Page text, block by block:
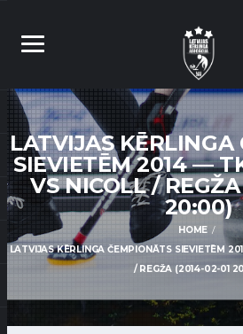
LATVIJAS KĒRLINGA
SIEVIETĒM 2014 —
VS NICOLL /
20:00)
HOME
LATVIJAS KĒRLINGA ČEMPIONĀTS SIEVIETĒM
/ REGŽA (2014-02-01